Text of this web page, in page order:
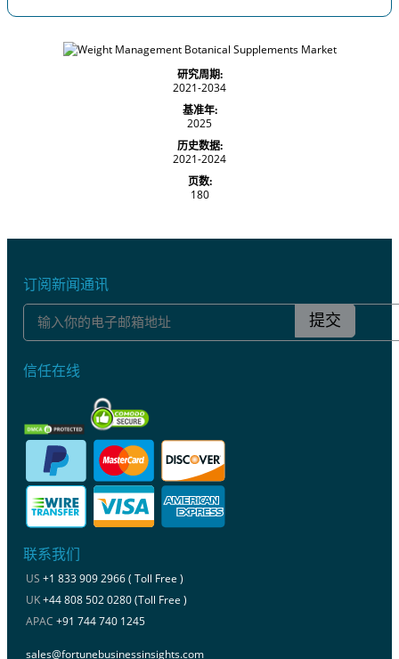
研究周期:
2021-2034
基准年:
2025
历史数据:
2021-2024
页数:
180
订阅新闻通讯
提交
信任在线
联系我们
US +1 833 909 2966 ( Toll Free )
UK+44 808 502 0280 (Toll Free )
APAC +91 744 740 1245
sales@fortunebusinessinsights.com